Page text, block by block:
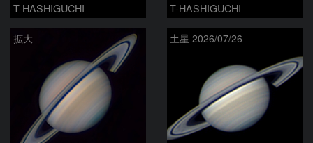
T-HASHIGUCHI T-HASHIGUCHI
拡大 土星 2026/07/26